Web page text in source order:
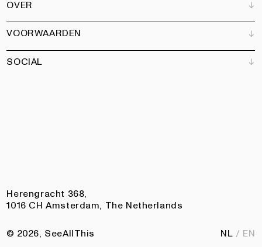
Adverteren
Partners
Kunstbrief
Alle producten
Magazine
Boeken
Tuin
OVER
Ons team
Vacatures
Contact
VOORWAARDEN
Algemene voorwaarden
SOCIAL
Herengracht 368,
1016 CH Amsterdam, The Netherlands
NL EN
© 2026, SeeAllThis